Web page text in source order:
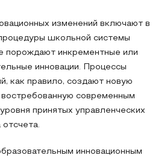
изменений включают в
школьной системы
порождают инкрементные или
инновации. Процессы
как правило, создают новую
современным
принятых управленческих
инновационным